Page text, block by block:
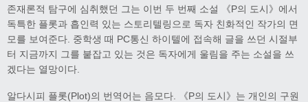
존재론적 탐구에 심취했던 그는 이번 두 번째 소설 《P의 도시》에서
독특한 플롯과 흡인력 있는 스토리텔링으로 독자 친화적인 작가의 면
모를 보여준다. 중학생 때 PC통신 하이텔에 접속해 글을 쓰던 시절부
터 지금까지 그를 붙잡고 있는 것은 독자에게 울림을 주는 소설을 쓰
겠다는 열망이다.
알다시피 플롯(Plot)의 번역어는 음모다. 《P의 도시》는 개인의 구원